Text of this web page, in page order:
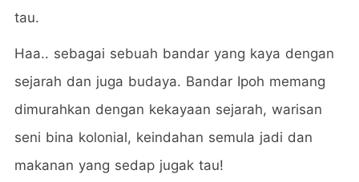
tau.
Haa.. sebagai sebuah bandar yang kaya dengan
sejarah dan juga budaya. Bandar Ipoh memang
dimurahkan dengan kekayaan sejarah, warisan
seni bina kolonial, keindahan semula jadi dan
makanan yang sedap jugak tau!